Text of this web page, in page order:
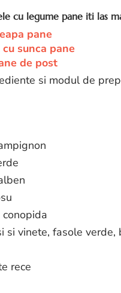
cu legume pane iti las
pane
sunca pane
de post
si modul de
si vinete, fasole verde,
rece